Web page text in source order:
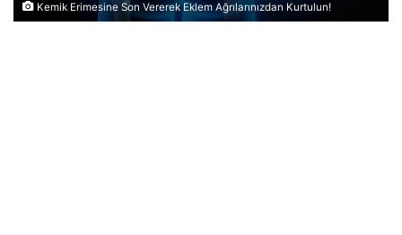
Kemik Erimesine Son Vererek Eklem Ağrılarınızdan Kurtulun!